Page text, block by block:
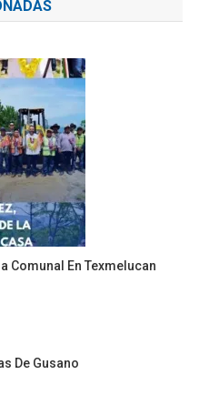
Comunal En Texmelucan
De Gusano